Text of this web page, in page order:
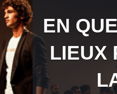
EN
LIEUX